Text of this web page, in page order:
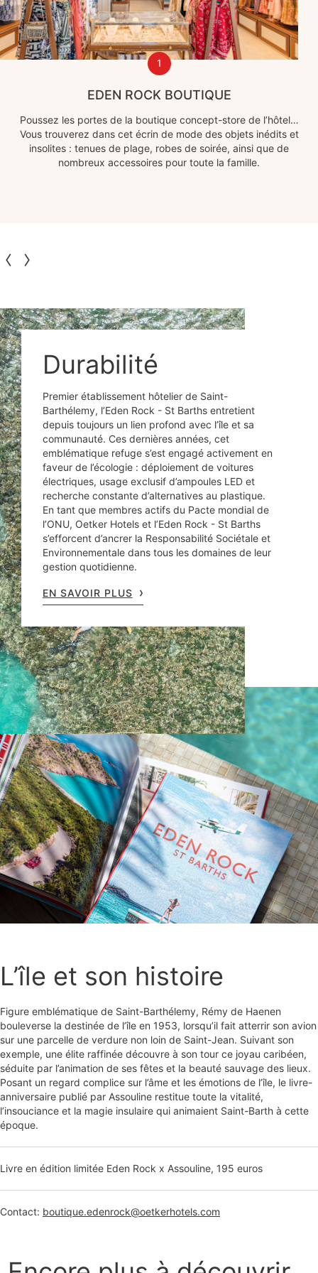
1
EDEN ROCK BOUTIQUE
Poussez les portes de la boutique concept-store de l’hôtel…
Vous trouverez dans cet écrin de mode des objets inédits et
insolites : tenues de plage, robes de soirée, ainsi que de
nombreux accessoires pour toute la famille.
Durabilité
Premier établissement hôtelier de Saint-
Barthélemy, l’Eden Rock - St Barths entretient
depuis toujours un lien profond avec l’île et sa
communauté. Ces dernières années, cet
emblématique refuge s’est engagé activement en
faveur de l’écologie : déploiement de voitures
électriques, usage exclusif d’ampoules LED et
recherche constante d’alternatives au plastique.
En tant que membres actifs du Pacte mondial de
l’ONU, Oetker Hotels et l’Eden Rock - St Barths
s’efforcent d’ancrer la Responsabilité Sociétale et
Environnementale dans tous les domaines de leur
gestion quotidienne.
EN SAVOIR PLUS
L’île et son histoire
Figure emblématique de Saint-Barthélemy, Rémy de Haenen
bouleverse la destinée de l’île en 1953, lorsqu’il fait atterrir son avion
sur une parcelle de verdure non loin de Saint-Jean. Suivant son
exemple, une élite raffinée découvre à son tour ce joyau caribéen,
séduite par l’animation de ses fêtes et la beauté sauvage des lieux.
Posant un regard complice sur l’âme et les émotions de l’île, le livre-
anniversaire publié par Assouline restitue toute la vitalité,
l’insouciance et la magie insulaire qui animaient Saint-Barth à cette
époque.
Livre en édition limitée Eden Rock x Assouline, 195 euros
Contact: boutique.edenrock@oetkerhotels.com